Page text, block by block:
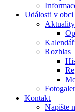
Události v obci
Aktuality
Rozhlas
Kontakt
Napište